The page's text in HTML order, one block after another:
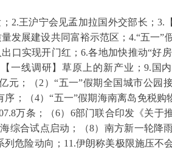
2.王沪宁会见孟加拉国外交部长；3.
发展建设共同富裕示范区；4.“五一”
口实现开门红；6.各地加快推动“好
一线调研】草原上的新产业；9.国内
元；（2）“五一”假期全国城市公园
；（4）“五一”假期海南离岛免税购
万条；（6）6部门联合印发《关于
综合试点启动；（8）南方新一轮降
危险动向；11.伊朗称美极限施压不